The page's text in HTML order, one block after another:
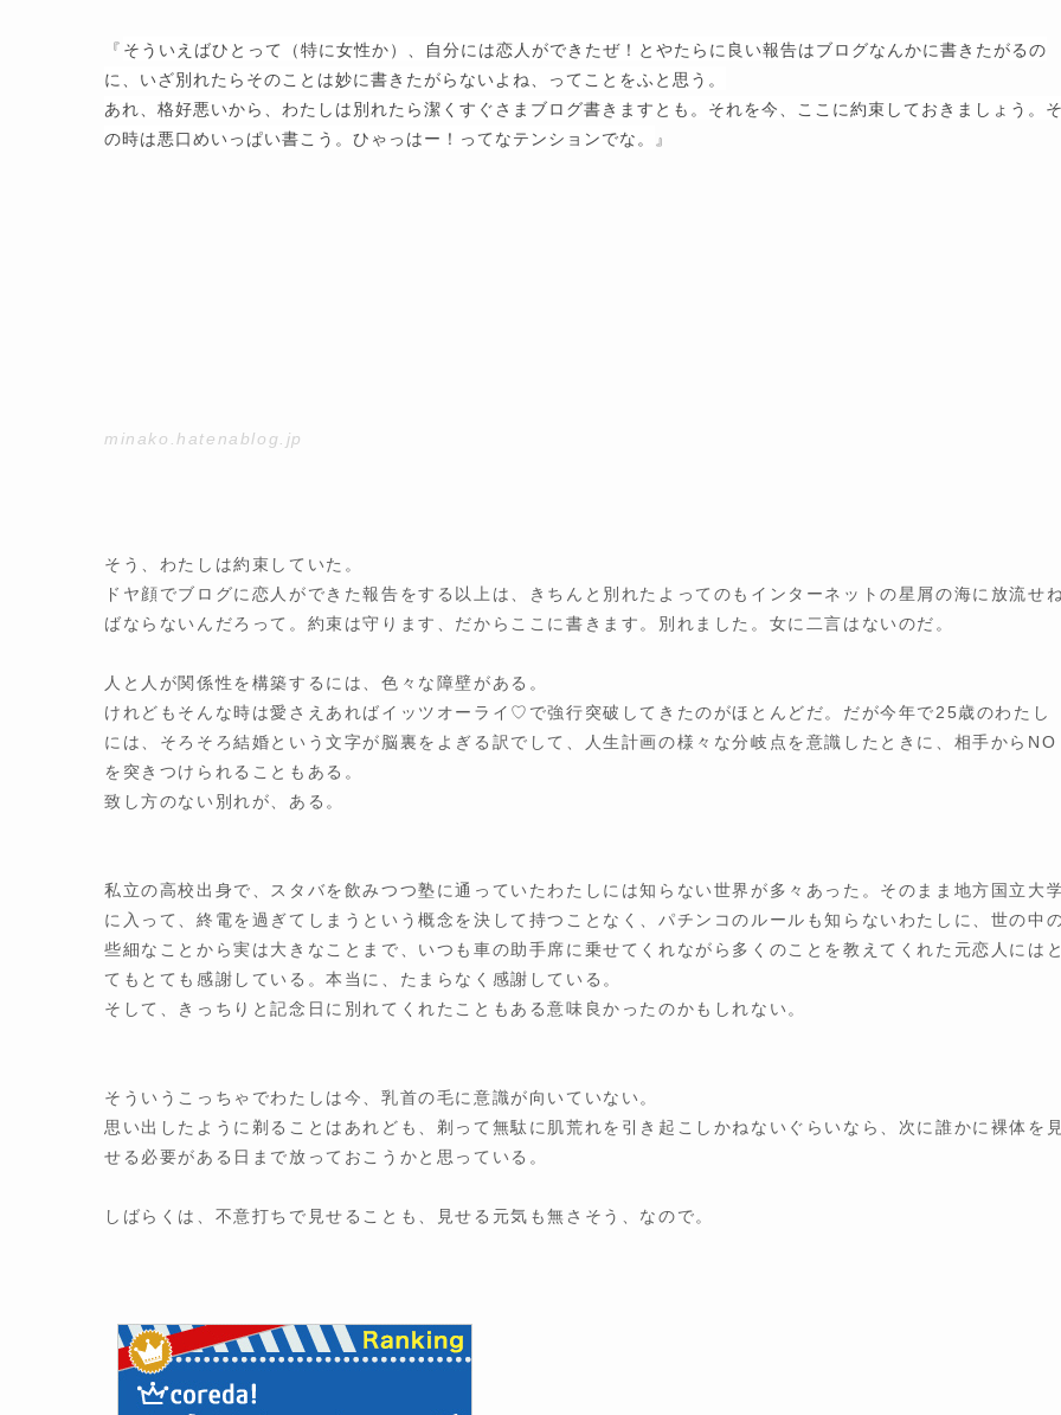
『 そういえばひとって（特に女性か）、自分には恋人ができたぜ！とやたらに良い報告はブログなんかに書きたがるの
に、いざ別れたらそのことは妙に書きたがらないよね、ってことをふと思う。
あれ、格好悪いから、わたしは別れたら潔くすぐさまブログ書きますとも。それを今、ここに約束しておきましょう。
の時は悪口めいっぱい書こう。ひゃっはー！ってなテンションでな。
』
minako.hatenablog.jp
そう、わたしは約束していた。
ドヤ顔でブログに恋人ができた報告をする以上は、きちんと別れたよってのもインターネットの星屑の海に放流せ
ばならないんだろって。約束は守ります、だからここに書きます。別れました。女に二言はないのだ。
人と人が関係性を構築するには、色々な障壁がある。
けれどもそんな時は愛さえあればイッツオーライ♡で強行突破してきたのがほとんどだ。だが今年で25歳のわたし
には、そろそろ結婚という文字が脳裏をよぎる訳でして、人生計画の様々な分岐点を意識したときに、相手からNO
を突きつけられることもある。
致し方のない別れが、ある。
私立の高校出身で、スタバを飲みつつ塾に通っていたわたしには知らない世界が多々あった。そのまま地方国立大
に入って、終電を過ぎてしまうという概念を決して持つことなく、パチンコのルールも知らないわたしに、世の中
些細なことから実は大きなことまで、いつも車の助手席に乗せてくれながら多くのことを教えてくれた元恋人には
てもとても感謝している。本当に、たまらなく感謝している。
そして、きっちりと記念日に別れてくれたこともある意味良かったのかもしれない。
そういうこっちゃでわたしは今、乳首の毛に意識が向いていない。
思い出したように剃ることはあれども、剃って無駄に肌荒れを引き起こしかねないぐらいなら、次に誰かに裸体を
せる必要がある日まで放っておこうかと思っている。
しばらくは、不意打ちで見せることも、見せる元気も無さそう、なので。